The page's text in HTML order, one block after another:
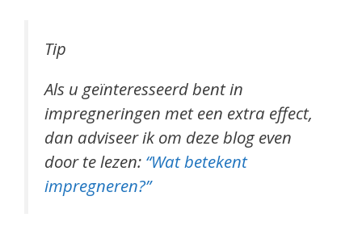
Tip
Als u geïnteresseerd bent in
impregneringen met een extra effect,
dan adviseer ik om deze blog even
door te lezen: “Wat betekent
impregneren?”